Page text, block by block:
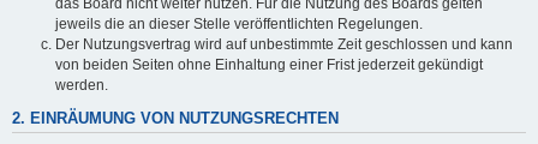
das Board nicht weiter nutzen. Für die Nutzung des Boards gelten
jeweils die an dieser Stelle veröffentlichten Regelungen.
Der Nutzungsvertrag wird auf unbestimmte Zeit geschlossen und kann
von beiden Seiten ohne Einhaltung einer Frist jederzeit gekündigt
werden.
2. EINRÄUMUNG VON NUTZUNGSRECHTEN